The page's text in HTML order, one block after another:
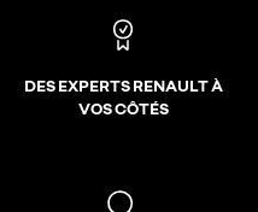
DES EXPERTS RENAULT À
VOS CÔTÉS